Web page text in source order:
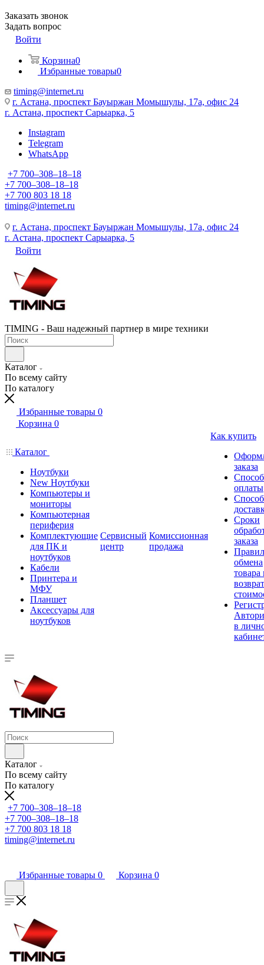
Заказать звонок
Задать вопрос
Войти
Корзина0
Избранные товары0
timing@internet.ru
г. Астана, проспект Бауыржан Момышулы, 17а, офис 24
г. Астана, проспект Сарыарка, 5
Instagram
Telegram
WhatsApp
+7 700‒308‒18‒18
+7 700‒308‒18‒18
+7 700 803 18 18
timing@internet.ru
г. Астана, проспект Бауыржан Момышулы, 17а, офис 24
г. Астана, проспект Сарыарка, 5
Войти
TIMING - Ваш надежный партнер в мире техники
Каталог
По всему сайту
По каталогу
Избранные товары 0
Корзина 0
Каталог
Ноутбуки
New Ноутбуки
Компьютеры и
мониторы
Компьютерная
периферия
Комплектующие
для ПК и
ноутбуков
Кабели
Принтера и
МФУ
Планшет
Аксессуары для
ноутбуков
Сервисный
центр
Комиссионная
продажа
Как купить
заказа
оплаты
Сроки
заказа
обмена
товара
в
Каталог
По всему сайту
По каталогу
+7 700‒308‒18‒18
+7 700‒308‒18‒18
+7 700 803 18 18
timing@internet.ru
Избранные товары 0 Корзина 0